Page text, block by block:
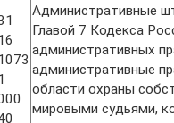
Административные
Главой 7 Кодекса
административных
административные
области охраны
мировыми судьями,